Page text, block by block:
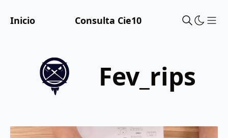
Inicio Consulta Cie10
fev_rips